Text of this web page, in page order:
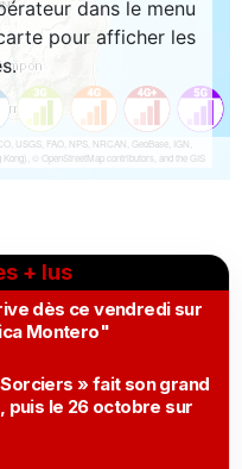
+ lus
dès ce vendredi sur
Montero"
» fait son grand
puis le 26 octobre sur